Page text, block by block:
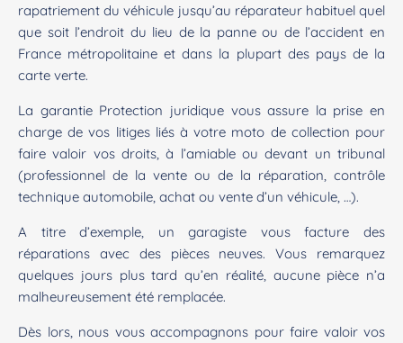
rapatriement du véhicule jusqu’au réparateur habituel quel
que soit l’endroit du lieu de la panne ou de l’accident en
France métropolitaine et dans la plupart des pays de la
carte verte.
La garantie Protection juridique vous assure la prise en
charge de vos litiges liés à votre moto de collection pour
faire valoir vos droits, à l’amiable ou devant un tribunal
(professionnel de la vente ou de la réparation, contrôle
technique automobile, achat ou vente d’un véhicule, …).
A titre d’exemple, un garagiste vous facture des
réparations avec des pièces neuves. Vous remarquez
quelques jours plus tard qu’en réalité, aucune pièce n’a
malheureusement été remplacée.
Dès lors, nous vous accompagnons pour faire valoir vos